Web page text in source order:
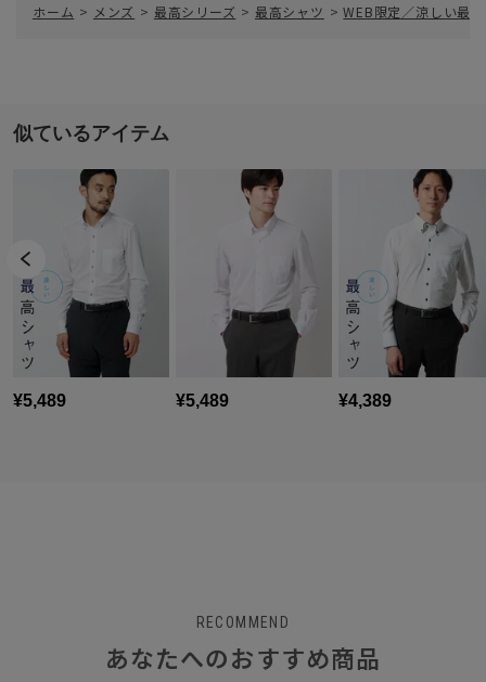
ホーム > メンズ > 最高シリーズ > 最高シャツ > WEB限定／涼しい最
RECOMMEND
あなたへのおすすめ商品